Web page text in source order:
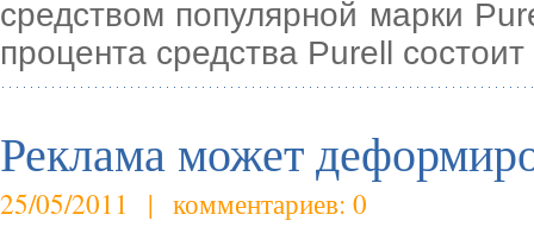
средством популярной марки
процента средства Purell
Реклама может
25/05/2011 | комментариев: 0